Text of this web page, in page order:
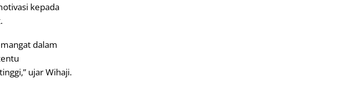
kepada
dalam
ujar Wihaji.